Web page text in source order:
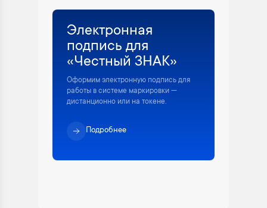
Электронная
подпись для
«Честный ЗНАК»
Оформим электронную подпись для
работы в системе маркировки —
дистанционно или на токене.
Подробнее